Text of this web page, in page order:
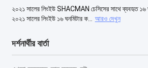
২০২১ সালের লিংইউ SHACMAN চেসিসের সাথে ব্যবহৃত ১৬
২০২১ সালের লিংইউ ১৬ ঘনমিটার ক...
আরও দেখুন
দর্শনার্থীর বার্তা